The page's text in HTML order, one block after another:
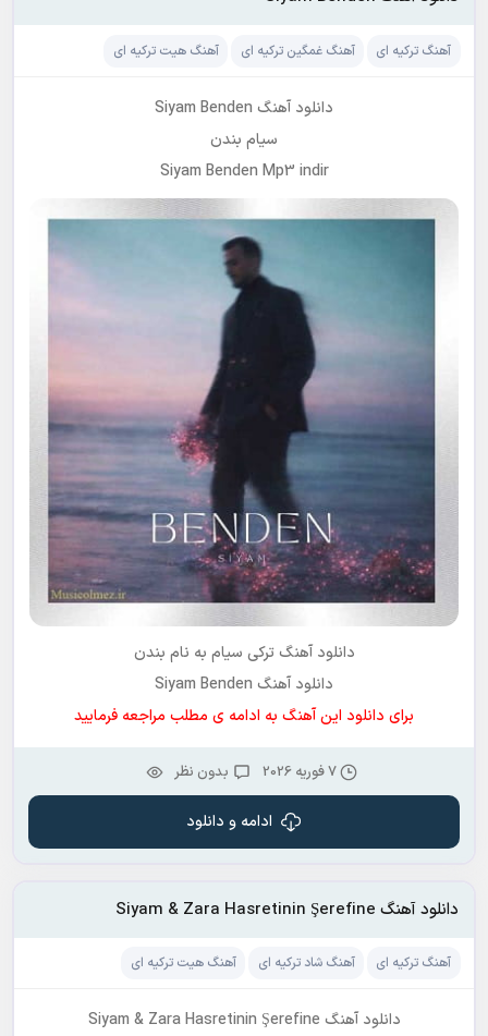
آهنگ ترکیه ای آهنگ غمگین ترکیه ای آهنگ هیت ترکیه ای
دانلود آهنگ Siyam Benden
سیام بندن
Siyam Benden Mp3 indir
دانلود آهنگ ترکی سیام به نام بندن
دانلود آهنگ Siyam Benden
برای دانلود این آهنگ به ادامه ی مطلب مراجعه فرمایید
7 فوریه 2026 بدون نظر
ادامه و دانلود
دانلود آهنگ Siyam & Zara Hasretinin Şerefine
آهنگ ترکیه ای آهنگ شاد ترکیه ای آهنگ هیت ترکیه ای
دانلود آهنگ Siyam & Zara Hasretinin Şerefine